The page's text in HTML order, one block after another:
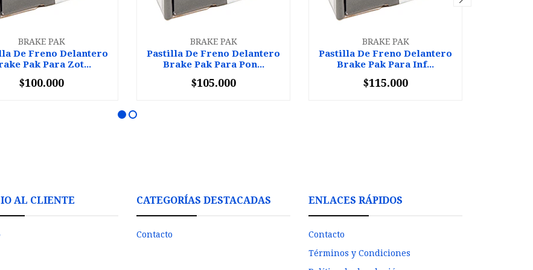
BRAKE PAK
De Freno Delantero
Pak Para Zot...
+
$100.000
BRAKE PAK
Pastilla De Freno Delantero
Brake Pak Para Pon...
+
$105.000
BRAKE PAK
Pastilla De Freno Delantero
Brake Pak Para Inf...
+
$115.000
AL CLIENTE CATEGORÍAS DESTACADAS
Contacto
ENLACES RÁPIDOS
Contacto
Términos y Condiciones